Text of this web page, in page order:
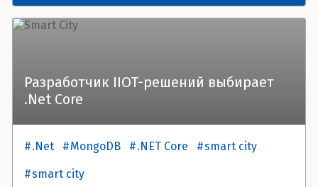
Разработчик IIOT-решений выбирает
.Net Core
.Net MongoDB .NET Core smart city
smart city